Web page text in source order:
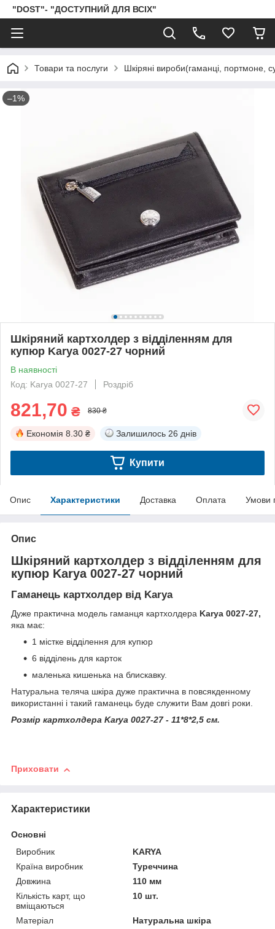
"DOST"- "ДОСТУПНИЙ ДЛЯ ВСІХ"
Товари та послуги Шкіряні вироби(гаманці, портмоне,
–1%
Шкіряний картхолдер з відділенням для
купюр Karya 0027-27 чорний
В наявності
Код: Karya 0027-27
Роздріб
821,70 ₴ 830 ₴
Економія 8.30 ₴ Залишилось 26 днів
Купити
Опис Характеристики Доставка Оплата Умови
Опис
Шкіряний картхолдер з відділенням для
купюр Karya 0027-27 чорний
Гаманець картхолдер від Karya
Дуже практична модель гаманця картхолдера Karya 0027-27,
яка має:
1 містке відділення для купюр
6 відділень для карток
маленька кишенька на блискавку.
Натуральна теляча шкіра дуже практична в повсякденному
використанні і такий гаманець буде служити Вам довгі роки.
Розмір картхолдера Karya 0027-27 - 11*8*2,5 см.
Приховати
Характеристики
Основні
Виробник
KARYA
Країна виробник
Туреччина
Довжина
110 мм
Кількість карт, що
вміщаються
10 шт.
Матеріал
Натуральна шкіра